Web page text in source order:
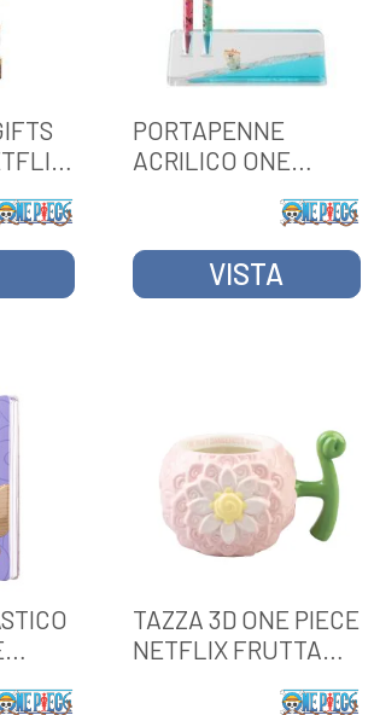
PORTAPENNE
ACRILICO ONE
GOING MERRY
VISTA
TAZZA 3D ONE PIECE
NETFLIX FRUTTA